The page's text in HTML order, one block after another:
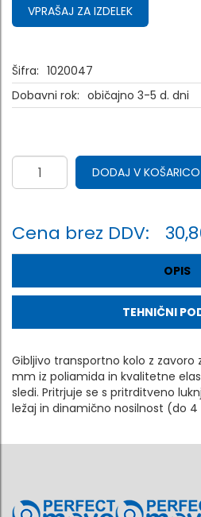
VPRAŠAJ ZA IZDELEK
Šifra: 1020047
Dobavni rok: običajno 3-5 d. dni
DODAJ V KOŠARICO
Cena brez DDV:
OPIS
TEHNIČNI
Gibljivo transportno kolo z zavoro
mm iz poliamida in kvalitetne
sledi. Pritrjuje se s pritrditveno
ležaj in dinamično nosilnost (do